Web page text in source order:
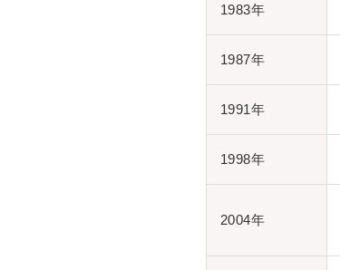
1983年
1987年
1991年
1998年
2004年